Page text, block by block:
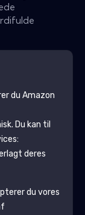
du Amazon
Du kan til
deres
du vores